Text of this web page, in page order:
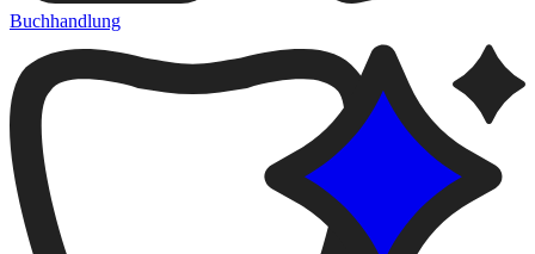
Buchhandlung